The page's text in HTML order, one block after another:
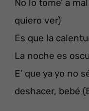
No lo tome’ a
quiero ver)
Es que la
La noche es
E’ que ya yo no
deshacer, bebé